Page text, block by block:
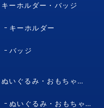
キーホルダー・バッジ
キーホルダー
バッジ
ぬいぐるみ・おもちゃ・マスコット・キャラクター
ぬいぐるみ・おもちゃ（マスコット・キャラクター）